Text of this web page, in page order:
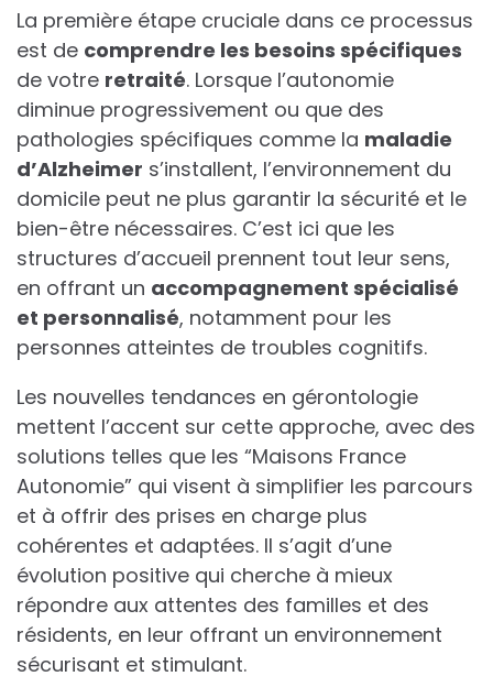
La première étape cruciale dans ce processus
est de comprendre les besoins spécifiques
de votre retraité. Lorsque l’autonomie
diminue progressivement ou que des
pathologies spécifiques comme la maladie
d’Alzheimer s’installent, l’environnement du
domicile peut ne plus garantir la sécurité et le
bien-être nécessaires. C’est ici que les
structures d’accueil prennent tout leur sens,
en offrant un accompagnement spécialisé
et personnalisé, notamment pour les
personnes atteintes de troubles cognitifs.
Les nouvelles tendances en gérontologie
mettent l’accent sur cette approche, avec des
solutions telles que les “Maisons France
Autonomie” qui visent à simplifier les parcours
et à offrir des prises en charge plus
cohérentes et adaptées. Il s’agit d’une
évolution positive qui cherche à mieux
répondre aux attentes des familles et des
résidents, en leur offrant un environnement
sécurisant et stimulant.